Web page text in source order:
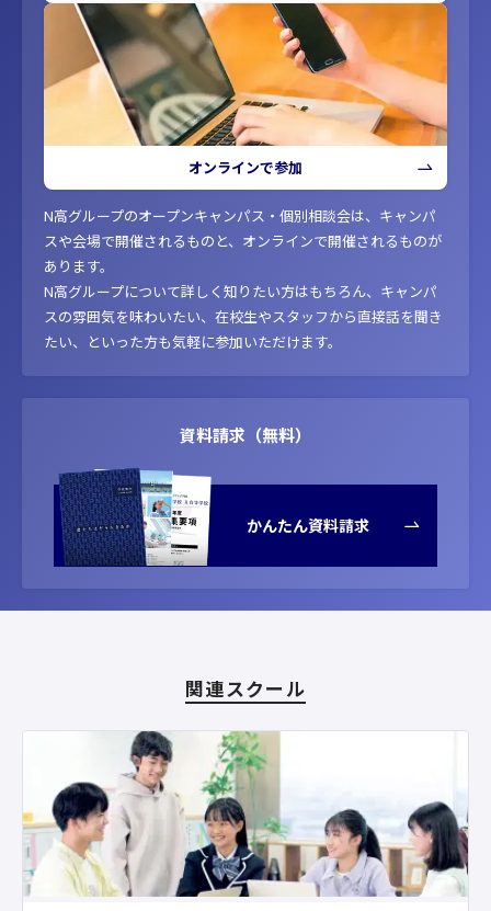
オンラインで参加
N高グループのオープンキャンパス・個別相談会は、キャンパ
スや会場で開催されるものと、オンラインで開催されるものが
あります。
N高グループについて詳しく知りたい方はもちろん、キャンパ
スの雰囲気を味わいたい、在校生やスタッフから直接話を聞き
たい、といった方も気軽に参加いただけます。
資料請求（無料）
かんたん資料請求
関連スクール